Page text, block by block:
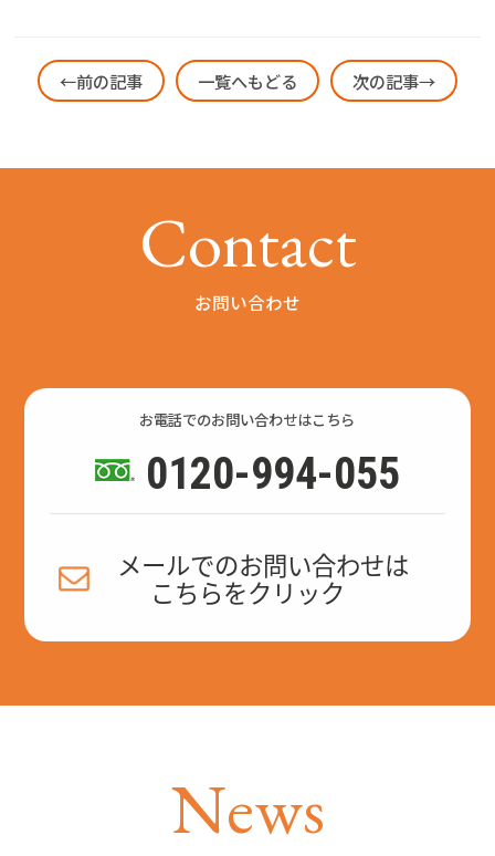
←前の記事 一覧へもどる 次の記事→
Contact
お問い合わせ
お電話でのお問い合わせはこちら
0120-994-055
メールでのお問い合わせは
こちらをクリック
News